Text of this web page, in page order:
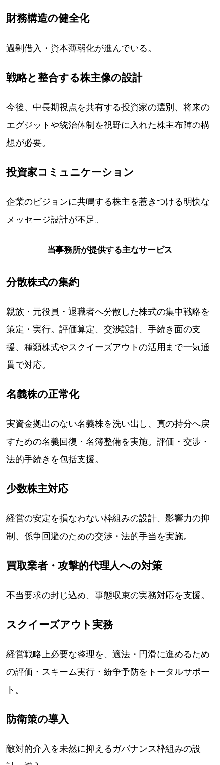
財務構造の健全化
過剰借入・資本薄弱化が進んでいる。
戦略と整合する株主像の設計
今後、中長期視点を共有する投資家の選別、将来の
エグジットや統治体制を視野に入れた株主布陣の構
想が必要。
投資家コミュニケーション
企業のビジョンに共鳴する株主を惹きつける明快な
メッセージ設計が不足。
当事務所が提供する主なサービス
分散株式の集約
親族・元役員・退職者へ分散した株式の集中戦略を
策定・実行。評価算定、交渉設計、手続き面の支
援、種類株式やスクイーズアウトの活用まで一気通
貫で対応。
名義株の正常化
実資金拠出のない名義株を洗い出し、真の持分へ戻
すための名義回復・名簿整備を実施。評価・交渉・
法的手続きを包括支援。
少数株主対応
経営の安定を損なわない枠組みの設計、影響力の抑
制、係争回避のための交渉・法的手当を実施。
買取業者・攻撃的代理人への対策
不当要求の封じ込め、事態収束の実務対応を支援。
スクイーズアウト実務
経営戦略上必要な整理を、適法・円滑に進めるため
の評価・スキーム実行・紛争予防をトータルサポー
ト。
防衛策の導入
敵対的介入を未然に抑えるガバナンス枠組みの設